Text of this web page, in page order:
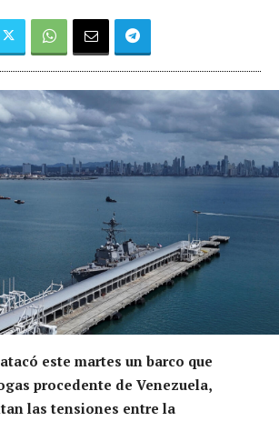
este martes un barco que
procedente de Venezuela,
las tensiones entre la